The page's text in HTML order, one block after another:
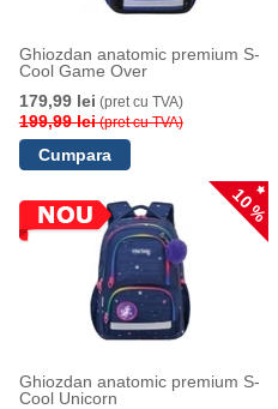
Ghiozdan anatomic premium S-
Cool Game Over
179,99 lei (pret cu TVA)
199,99 lei(pret cu TVA)
10 %
Ghiozdan anatomic premium S-
Cool Unicorn